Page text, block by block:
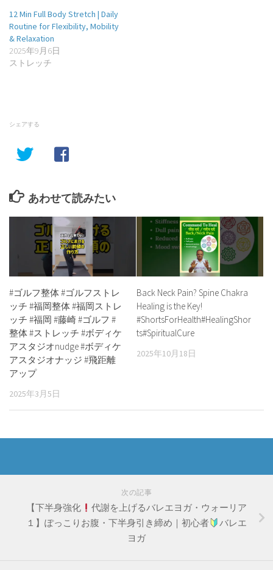
12 Min Full Body Stretch | Daily
Routine for Flexibility, Mobility
& Relaxation
2025年9月6日
ストレッチ
シェアする
あわせて読みたい
#ゴルフ整体 #ゴルフストレ
ッチ #福岡整体 #福岡ストレ
ッチ #福岡 #藤崎 #ゴルフ #
整体 #ストレッチ #ボディケ
アスタジオnudge #ボディケ
アスタジオナッジ #飛距離
アップ
2025年3月5日
Back Neck Pain? Spine Chakra
Healing is the Key!
#ShortsForHealth#HealingShor
ts#SpiritualCure
2025年10月18日
次の記事
【下半身強化
代謝を上げるバレエヨガ・ウォーリア
１】ぽっこりお腹・下半身引き締め｜初心者
バレエ
ヨガ